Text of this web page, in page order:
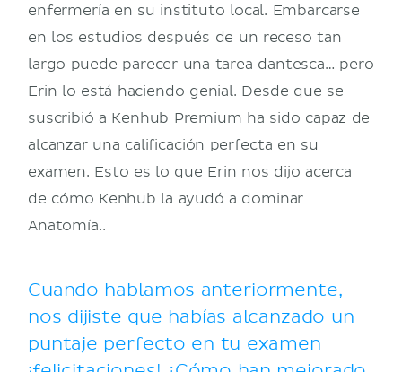
enfermería en su instituto local. Embarcarse
en los estudios después de un receso tan
largo puede parecer una tarea dantesca… pero
Erin lo está haciendo genial. Desde que se
suscribió a Kenhub Premium ha sido capaz de
alcanzar una calificación perfecta en su
examen. Esto es lo que Erin nos dijo acerca
de cómo Kenhub la ayudó a dominar
Anatomía..
Cuando hablamos anteriormente,
nos dijiste que habías alcanzado un
puntaje perfecto en tu examen